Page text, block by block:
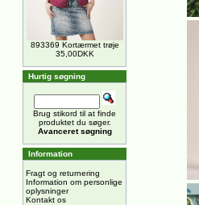
893369 Kortærmet trøje
35,00DKK
Hurtig søgning
Brug stikord til at finde
produktet du søger.
Avanceret søgning
Information
Fragt og returnering
Information om personlige
oplysninger
Kontakt os